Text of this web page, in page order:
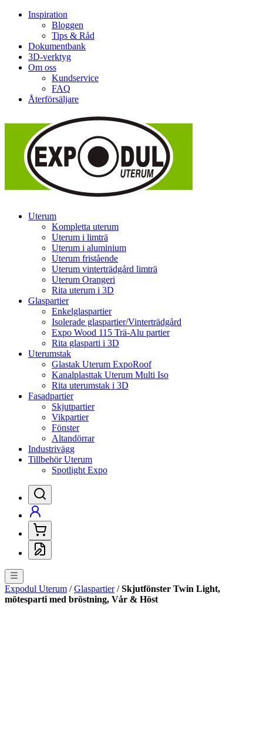
Inspiration
Bloggen
Tips & Råd
Dokumentbank
3D-verktyg
Om oss
Kundservice
FAQ
Återförsäljare
Uterum
Kompletta uterum
Uterum i limträ
Uterum i aluminium
Uterum fristående
Uterum vinterträdgård limträ
Uterum Orangeri
Rita uterum i 3D
Glaspartier
Enkelglaspartier
Isolerade glaspartier/Vinterträdgård
Expo Wood 115 Trä-Alu partier
Rita glasparti i 3D
Uterumstak
Glastak Uterum ExpoRoof
Kanalplasttak Uterum Multi Iso
Rita uterumstak i 3D
Fasadpartier
Skjutpartier
Vikpartier
Fönster
Altandörrar
Industrivägg
Tillbehör Uterum
Spotlight Expo
Expodul Uterum /Glaspartier/Skjutfönster Twin Light,
mötesparti med bröstning, Vår & Höst